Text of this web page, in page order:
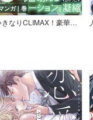
ンガ｜巻
いきなりCLIMAX！豪華版vol.4